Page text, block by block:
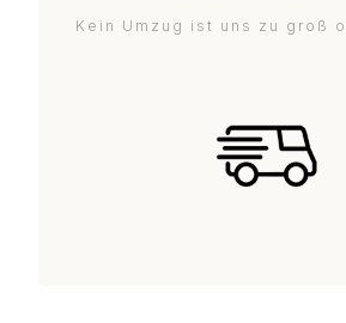
Kein Umzug ist uns zu groß